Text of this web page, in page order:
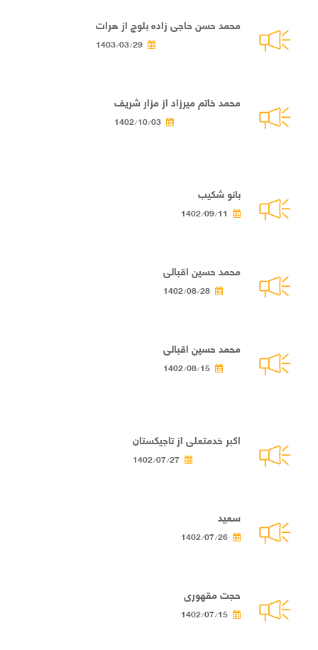
محمد حسن حاجی زاده بلوچ از هرات
1403/03/29
محمد خاتم میرزاد از مزار شریف
1402/10/03
بانو شکیب
1402/09/11
محمد حسین اقبالی
1402/08/28
محمد حسین اقبالی
1402/08/15
اکبر خدمتعلی از تاجیکستان
1402/07/27
سعید
1402/07/26
حجت مقهوری
1402/07/15